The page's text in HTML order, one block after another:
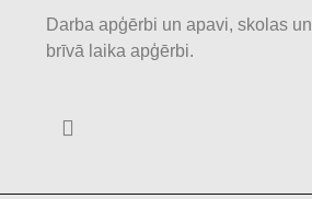
Darba apģērbi un apavi, skolas un
brīvā laika apģērbi.